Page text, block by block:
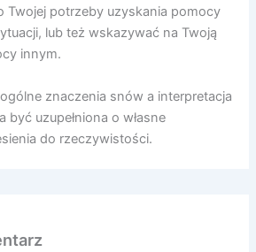
Twojej potrzeby uzyskania pomocy
lub też wskazywać na Twoją
innym.
znaczenia snów a interpretacja
uzupełniona o własne
do rzeczywistości.